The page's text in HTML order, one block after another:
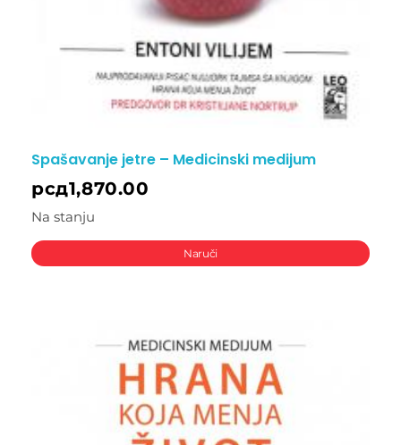
Spašavanje jetre – Medicinski medijum
рсд1,870.00
Na stanju
Naruči